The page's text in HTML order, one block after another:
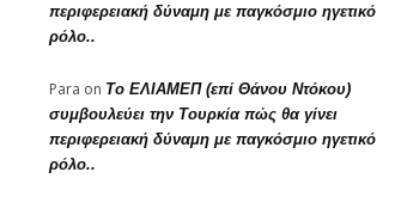
περιφερειακή δύναμη με παγκόσμιο ηγετικό
ρόλο..
Para on Το ΕΛΙΑΜΕΠ (επί Θάνου Ντόκου)
συμβουλεύει την Τουρκία πώς θα γίνει
περιφερειακή δύναμη με παγκόσμιο ηγετικό
ρόλο..